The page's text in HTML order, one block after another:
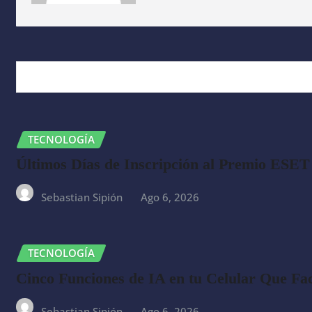
TECNOLOGÍA
Últimos Días de Inscripción al Premio
Sebastian Sipión Ago 6, 2026
TECNOLOGÍA
Cinco Funciones de IA en tu Celular Que